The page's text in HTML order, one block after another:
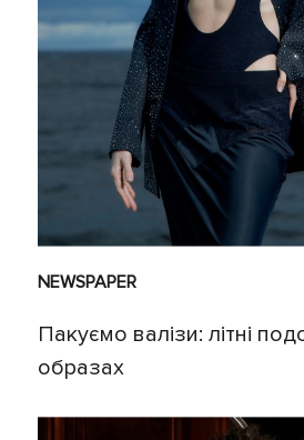
NEWSPAPER
Пакуємо валізи: літні
образах